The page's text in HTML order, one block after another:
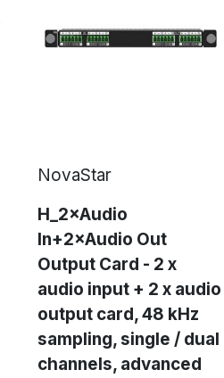
NovaStar
H_2×Audio
In+2×Audio Out
Output Card - 2 x
audio input + 2 x audio
output card, 48 kHz
sampling, single / dual
channels, advanced